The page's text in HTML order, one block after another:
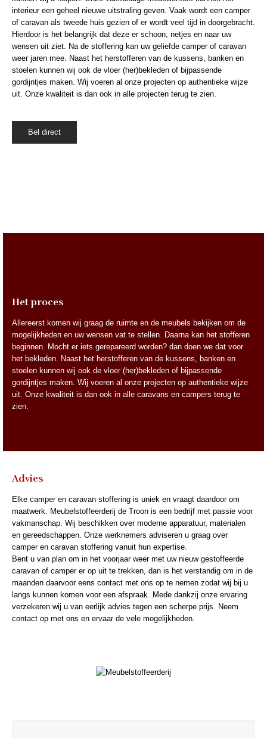
interieur een geheel nieuwe uitstraling geven. Vaak wordt een camper
of caravan als tweede huis gezien of er wordt veel tijd in doorgebracht.
Hierdoor is het belangrijk dat deze er schoon, netjes en naar uw
wensen uit ziet. Na de stoffering kan uw geliefde camper of caravan
weer jaren mee. Naast het herstofferen van de kussens, banken en
stoelen kunnen wij ook de vloer (her)bekleden of bijpassende
gordijntjes maken. Wij voeren al onze projecten op authentieke wijze
uit. Onze kwaliteit is dan ook in alle projecten terug te zien.
Bel direct
Het proces
Allereerst komen wij graag de ruimte en de meubels bekijken om de
mogelijkheden en uw wensen vat te stellen. Daarna kan het stofferen
beginnen. Mocht er iets gerepareerd worden? dan doen we dat voor
het bekleden. Naast het herstofferen van de kussens, banken en
stoelen kunnen wij ook de vloer (her)bekleden of bijpassende
gordijntjes maken. Wij voeren al onze projecten op authentieke wijze
uit. Onze kwaliteit is dan ook in alle caravans en campers terug te
zien.
Advies
Elke camper en caravan stoffering is uniek en vraagt daardoor om
maatwerk. Meubelstoffeerderij de Troon is een bedrijf met passie voor
vakmanschap. Wij beschikken over moderne apparatuur, materialen
en gereedschappen. Onze werknemers adviseren u graag over
camper en caravan stoffering vanuit hun expertise.
Bent u van plan om in het voorjaar weer met uw nieuw gestoffeerde
caravan of camper er op uit te trekken, dan is het verstandig om in de
maanden daarvoor eens contact met ons op te nemen zodat wij bij u
langs kunnen komen voor een afspraak. Mede dankzij onze ervaring
verzekeren wij u van eerlijk advies tegen een scherpe prijs. Neem
contact op met ons en ervaar de vele mogelijkheden.